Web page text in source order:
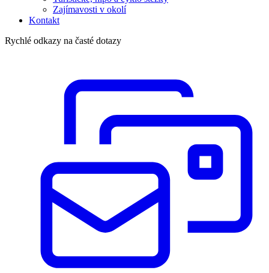
Zajímavosti v okolí
Kontakt
Rychlé odkazy na časté dotazy